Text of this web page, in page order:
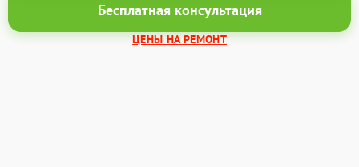
Бесплатная консультация
ЦЕНЫ НА РЕМОНТ